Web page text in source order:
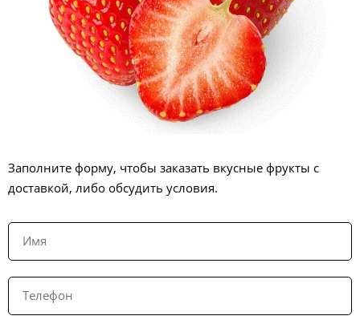
Заполните форму, чтобы заказать вкусные фрукты с
доставкой, либо обсудить условия.